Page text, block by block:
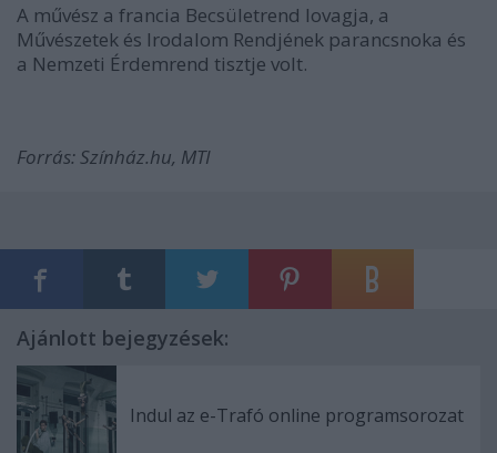
A művész a francia Becsületrend lovagja, a
Művészetek és Irodalom Rendjének parancsnoka és
a Nemzeti Érdemrend tisztje volt.
Forrás: Színház.hu, MTI
Ajánlott bejegyzések:
Indul az e-Trafó online programsorozat